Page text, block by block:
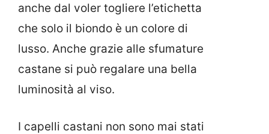
anche dal voler togliere l’etichetta
che solo il biondo è un colore di
lusso. Anche grazie alle sfumature
castane si può regalare una bella
luminosità al viso.
I capelli castani non sono mai stati